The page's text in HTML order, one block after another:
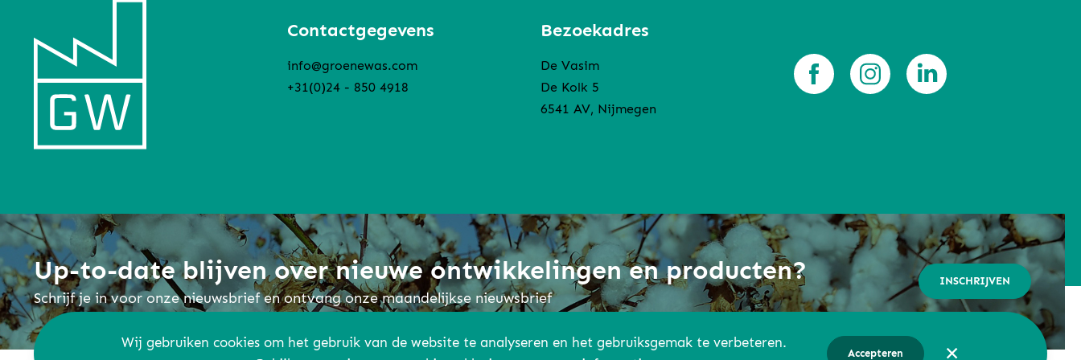
Contactgegevens
info@groenewas.com
+31(0)24 - 850 4918
Bezoekadres
De Vasim
De Kolk 5
6541 AV, Nijmegen
Up-to-date blijven over nieuwe ontwikkelingen en producten?
Schrijf je in voor onze nieuwsbrief en ontvang onze maandelijkse nieuwsbrief
INSCHRIJVEN
Wij gebruiken cookies om het gebruik van de website te analyseren en het gebruiksgemak te verbeteren.
Accepteren ✕